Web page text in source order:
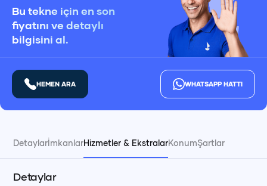
Bu tekne için en son
fiyatını ve detaylı
bilgisini al.
HEMEN ARA WHATSAPP HATTI
DetaylarİmkanlarHizmetler & EkstralarKonumŞartlar
Detaylar